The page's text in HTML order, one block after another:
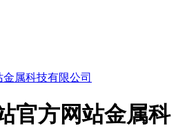
官方网站金属科